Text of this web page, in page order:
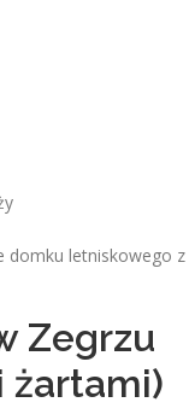
domku letniskowego z
Zegrzu
żartami)